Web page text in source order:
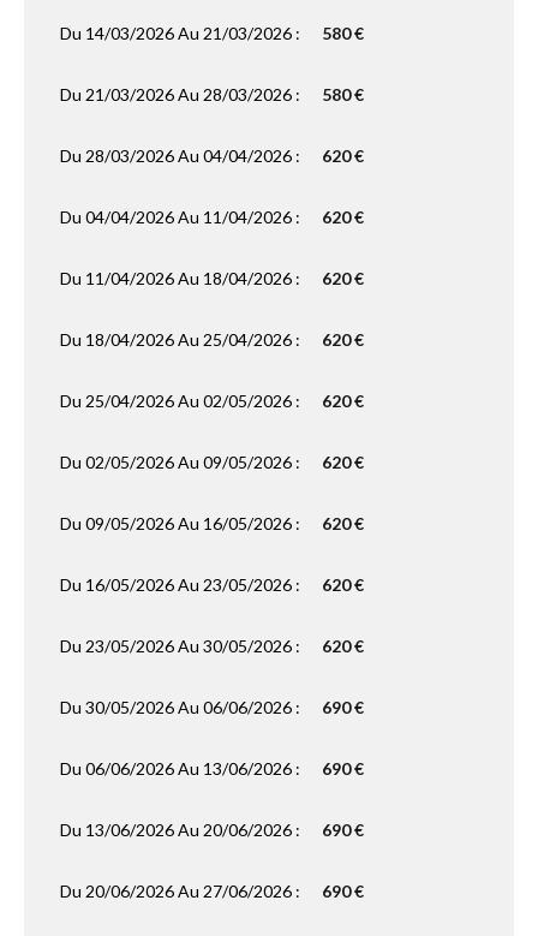
Du 14/03/2026 Au 21/03/2026 : 580 €
Du 21/03/2026 Au 28/03/2026 : 580 €
Du 28/03/2026 Au 04/04/2026 : 620 €
Du 04/04/2026 Au 11/04/2026 : 620 €
Du 11/04/2026 Au 18/04/2026 : 620 €
Du 18/04/2026 Au 25/04/2026 : 620 €
Du 25/04/2026 Au 02/05/2026 : 620 €
Du 02/05/2026 Au 09/05/2026 : 620 €
Du 09/05/2026 Au 16/05/2026 : 620 €
Du 16/05/2026 Au 23/05/2026 : 620 €
Du 23/05/2026 Au 30/05/2026 : 620 €
Du 30/05/2026 Au 06/06/2026 : 690 €
Du 06/06/2026 Au 13/06/2026 : 690 €
Du 13/06/2026 Au 20/06/2026 : 690 €
Du 20/06/2026 Au 27/06/2026 : 690 €